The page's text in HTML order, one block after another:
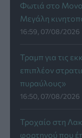
Φωτιά στο
Μεγάλη
16:59, 07/08/2026
Τραμπ για τις
επιπλέον
πυραύλους»
16:50, 07/08/2026
Τροχαίο στη
φορτηγού που